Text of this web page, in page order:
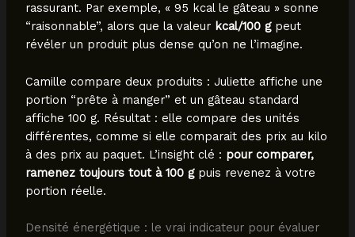
rassurant. Par exemple, « 95 kcal le gâteau » sonne
“raisonnable”, alors que la valeur kcal/100 gpeut
révéler un produit plus dense qu’on ne l’imagine.
Camille compare deux produits : Juliette affiche une
portion “prête à manger” et un gâteau standard
affiche 100 g. Résultat : elle compare des unités
différentes, comme si elle comparait des prix au kilo
à des prix au paquet. L’insight clé : pour comparer,
ramenez toujours tout à 100 gpuis revenez à votre
portion réelle.
Densité énergétique : le vrai indicateur pour évaluer